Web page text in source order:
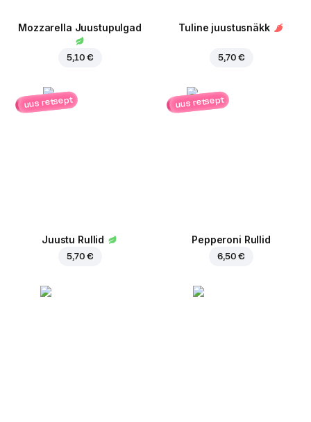
Mozzarella Juustupulgad
5,10 €
Tuline juustusnäkk
5,70 €
uus retsept
Juustu Rullid
5,70 €
uus retsept
Pepperoni Rullid
6,50 €